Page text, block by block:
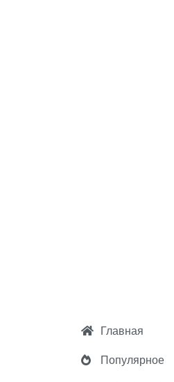
Главная
Популярное